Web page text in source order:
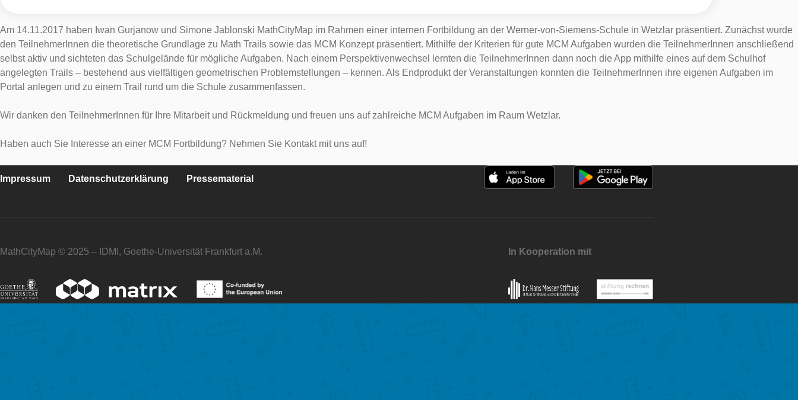
Am 14.11.2017 haben Iwan Gurjanow und Simone Jablonski MathCityMap im Rahmen einer internen Fortbildung an der Werner-von-Siemens-Schule in Wetzlar präsentiert. Zunächst wurde
den TeilnehmerInnen die theoretische Grundlage zu Math Trails sowie das MCM Konzept präsentiert. Mithilfe der Kriterien für gute MCM Aufgaben wurden die TeilnehmerInnen anschließend
selbst aktiv und sichteten das Schulgelände für mögliche Aufgaben. Nach einem Perspektivenwechsel lernten die TeilnehmerInnen dann noch die App mithilfe eines auf dem Schulhof
angelegten Trails – bestehend aus vielfältigen geometrischen Problemstellungen – kennen. Als Endprodukt der Veranstaltungen konnten die TeilnehmerInnen ihre eigenen Aufgaben im
Portal anlegen und zu einem Trail rund um die Schule zusammenfassen.
Wir danken den TeilnehmerInnen für Ihre Mitarbeit und Rückmeldung und freuen uns auf zahlreiche MCM Aufgaben im Raum Wetzlar.
Haben auch Sie Interesse an einer MCM Fortbildung? Nehmen Sie Kontakt mit uns auf!
Impressum Datenschutzerklärung Pressematerial
MathCityMap © 2025 – IDMI, Goethe-Universität Frankfurt a.M. In Kooperation mit